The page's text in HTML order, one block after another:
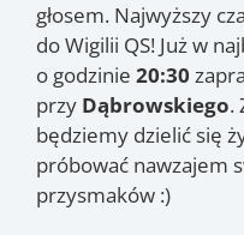
głosem. Najwyższy
do Wigilii QS! Już w
o godzinie 20:30
przy Dąbrowskiego.
będziemy dzielić się
próbować nawzajem
przysmaków :)